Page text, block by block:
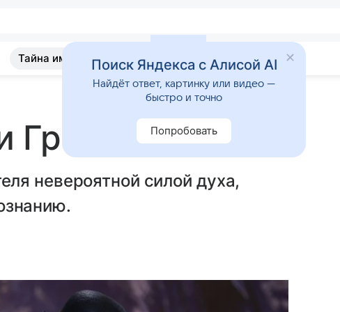
Тайна имени Гадания Приметы
Григорий
невероятной силой духа,
Поиск Яндекса с Алисой AI
Найдёт ответ, картинку или видео —
быстро и точно
Попробовать